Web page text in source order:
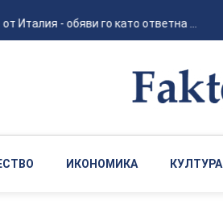
- обяви го като ответна ...
ИКОНОМИКА КУЛТУРА